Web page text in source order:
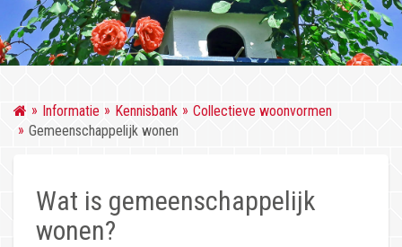
Informatie Kennisbank
Collectieve woonvormen
Gemeenschappelijk wonen
Wat is gemeenschappelijk
wonen?